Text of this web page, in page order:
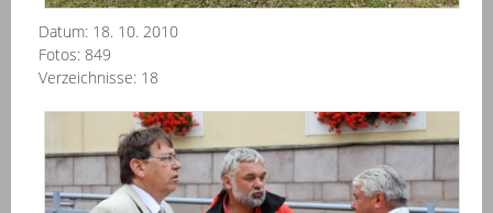
Datum: 18. 10. 2010
Fotos: 849
Verzeichnisse: 18